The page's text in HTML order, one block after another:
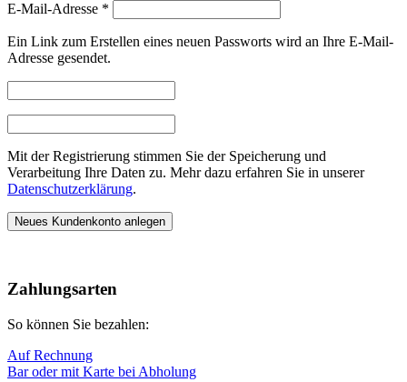
E-Mail-Adresse *
Ein Link zum Erstellen eines neuen Passworts wird an Ihre E-Mail-
Adresse gesendet.
Mit der Registrierung stimmen Sie der Speicherung und
Verarbeitung Ihre Daten zu. Mehr dazu erfahren Sie in unserer
Datenschutzerklärung.
Neues Kundenkonto anlegen
oben
Zahlungsarten
So können Sie bezahlen:
Auf Rechnung
Bar oder mit Karte bei Abholung